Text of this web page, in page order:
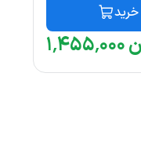
۱٬۴۵۵٬۰۰۰